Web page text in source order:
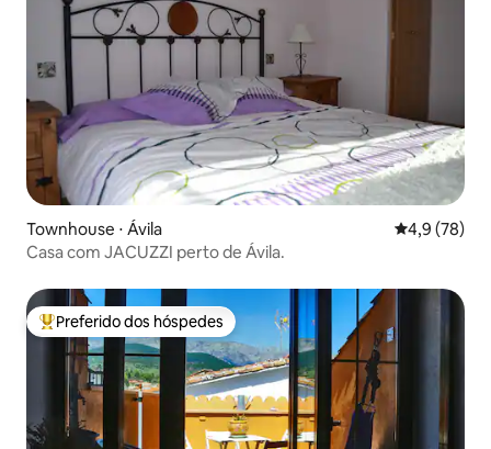
Townhouse ⋅ Ávila‎ 4,9 de uma
4,9 (78)
Casa com JACUZZI perto de Ávila.
Entre os melhores preferidos dos hóspedes
Preferido dos hóspedes